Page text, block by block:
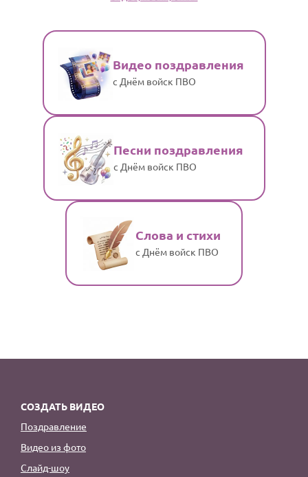
Видео поздравления
с Днём войск ПВО
Песни поздравления
с Днём войск ПВО
Слова и стихи
с Днём войск ПВО
СОЗДАТЬ ВИДЕО
Поздравление
Видео из фото
Слайд-шоу